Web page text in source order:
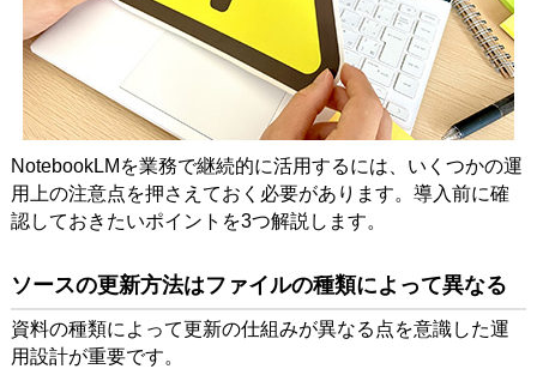
NotebookLMを業務で継続的に活用するには、いくつかの運
用上の注意点を押さえておく必要があります。導入前に確
認しておきたいポイントを3つ解説します。
ソースの更新方法はファイルの種類によって異なる
資料の種類によって更新の仕組みが異なる点を意識した運
用設計が重要です。